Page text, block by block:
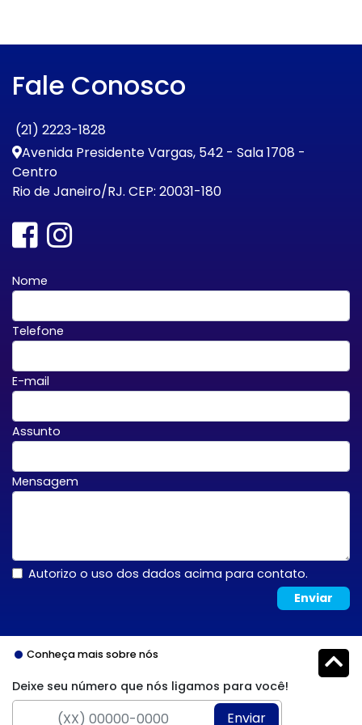
Fale Conosco
(21) 2223-1828
Avenida Presidente Vargas, 542 - Sala 1708 -
Centro
Rio de Janeiro/RJ. CEP: 20031-180
Nome
Telefone
E-mail
Assunto
Mensagem
Autorizo o uso dos dados acima para contato.
Enviar
Conheça mais sobre nós
Deixe seu número que nós ligamos para você!
Enviar